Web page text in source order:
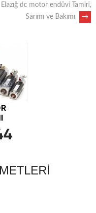
Elazığ dc motor endüvi Tamiri,
Sarımı ve Bakımı
→